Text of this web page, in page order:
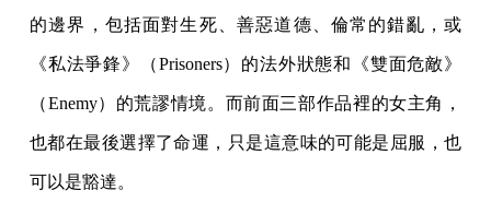
的邊界，包括面對生死、善惡道德、倫常的錯亂，或
《私法爭鋒》（Prisoners）的法外狀態和《雙面危敵》
（Enemy）的荒謬情境。而前面三部作品裡的女主角，
也都在最後選擇了命運，只是這意味的可能是屈服，也
可以是豁達。